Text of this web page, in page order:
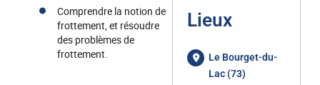
Comprendre la notion de
frottement, et résoudre
des problèmes de
frottement.
Lieux
Le Bourget-du-
Lac (73)